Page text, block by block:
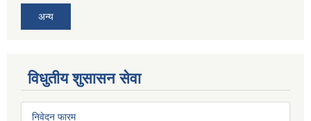
अन्य
विधुतीय शुसासन सेवा
निवेदन फारम